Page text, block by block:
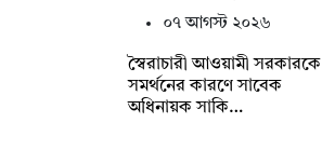
০৭ আগস্ট ২০২৬
স্বৈরাচারী আওয়ামী সরকারকে
সমর্থনের কারণে সাবেক
অধিনায়ক সাকি…